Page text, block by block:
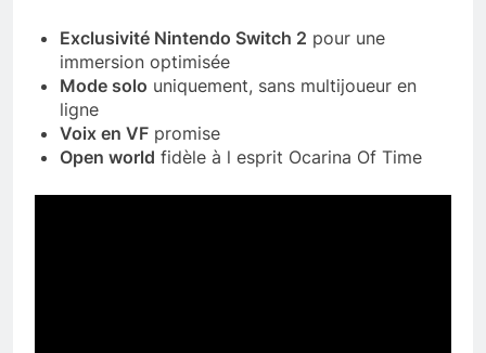
Exclusivité Nintendo Switch 2 pour une
immersion optimisée
Mode solo uniquement, sans multijoueur en
ligne
Voix en VF promise
Open world fidèle à l esprit Ocarina Of Time